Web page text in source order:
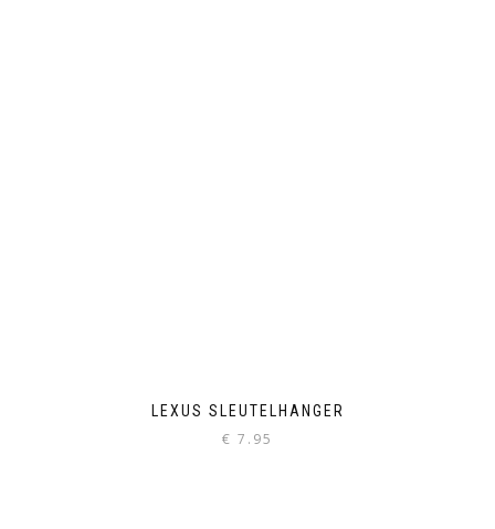
LEXUS SLEUTELHANGER
€ 7.95